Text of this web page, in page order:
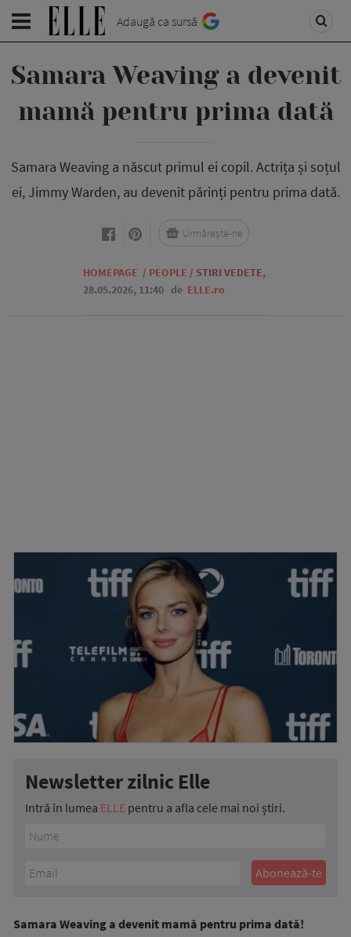
Adaugă ca sursă
Samara Weaving a devenit
mamă pentru prima dată
Samara Weaving a născut primul ei copil. Actrița și soțul
ei, Jimmy Warden, au devenit părinți pentru prima dată.
HOMEPAGE / PEOPLE / STIRI VEDETE,
28.05.2026, 11:40 de ELLE.ro
Urmărește-ne
Newsletter zilnic Elle
Intră în lumea ELLE pentru a afla cele mai noi știri.
Samara Weaving a devenit mamă pentru prima dată!